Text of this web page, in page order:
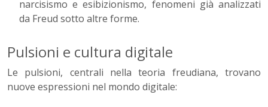
narcisismo e esibizionismo, fenomeni già analizzati
da Freud sotto altre forme.
Pulsioni e cultura digitale
Le pulsioni, centrali nella teoria freudiana, trovano
nuove espressioni nel mondo digitale: